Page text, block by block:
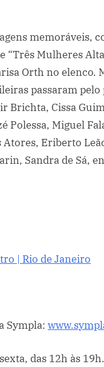
memoráveis,
Mulheres
Orth no elenco.
passaram
Brichta, Cissa
Polessa, Miguel
Atores, Eriberto
Sandra de Sá,
| Rio de Janeiro
Sympla:
das 12h às